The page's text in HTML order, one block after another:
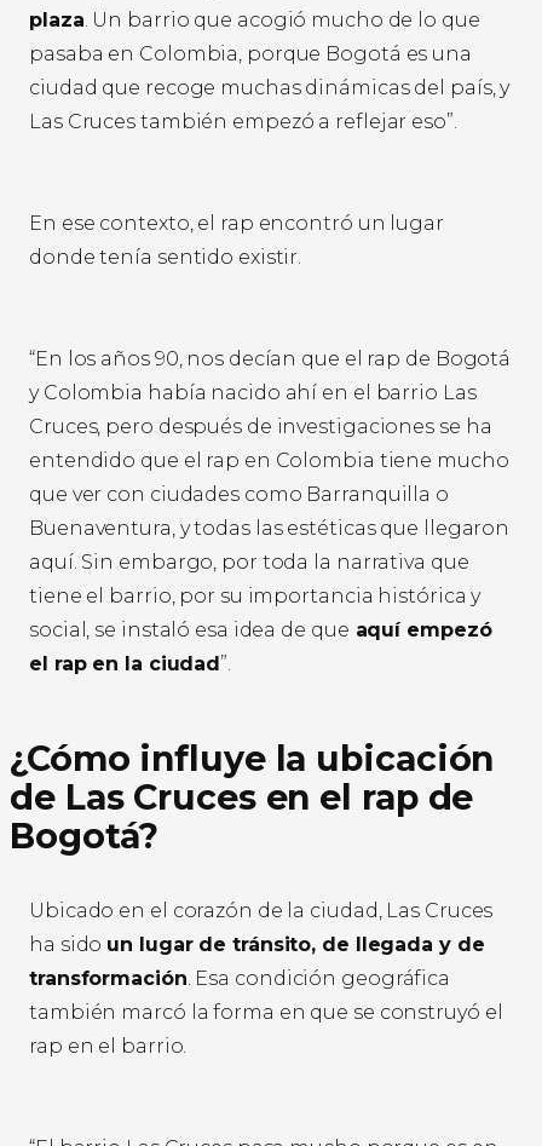
plaza. Un barrio que acogió mucho de lo que
pasaba en Colombia, porque Bogotá es una
ciudad que recoge muchas dinámicas del país, y
Las Cruces también empezó a reflejar eso”.
En ese contexto, el rap encontró un lugar
donde tenía sentido existir.
“En los años 90, nos decían que el rap de Bogotá
y Colombia había nacido ahí en el barrio Las
Cruces, pero después de investigaciones se ha
entendido que el rap en Colombia tiene mucho
que ver con ciudades como Barranquilla o
Buenaventura, y todas las estéticas que llegaron
aquí. Sin embargo, por toda la narrativa que
tiene el barrio, por su importancia histórica y
social, se instaló esa idea de que aquí empezó
el rap en la ciudad ”.
¿Cómo influye la ubicación
de Las Cruces en el rap de
Bogotá?
Ubicado en el corazón de la ciudad, Las Cruces
ha sido un lugar de tránsito, de llegada y de
transformación. Esa condición geográfica
también marcó la forma en que se construyó el
rap en el barrio.